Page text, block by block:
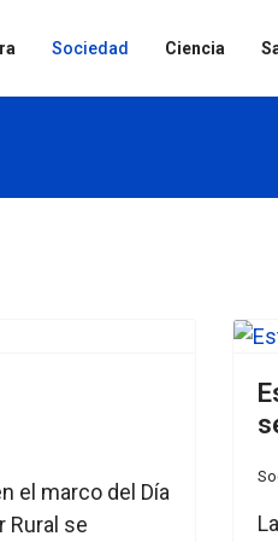
Sociedad Ciencia
el marco del Día
Rural se